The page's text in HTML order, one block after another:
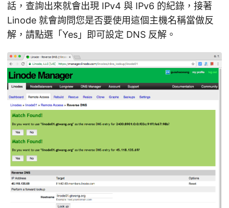
話，查詢出來就會出現 IPv4 與 IPv6 的紀錄，接著
Linode 就會詢問您是否要使用這個主機名稱當做反
解，請點選「Yes」即可設定 DNS 反解。